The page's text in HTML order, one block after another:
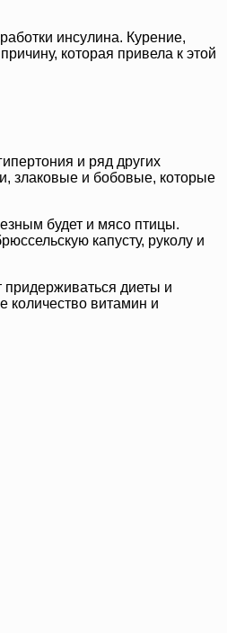
инсулина. Курение,
которая привела к этой
и ряд других
злаковые и бобовые, которые
будет и мясо птицы.
капусту, руколу и
диеты и
количество витамин и